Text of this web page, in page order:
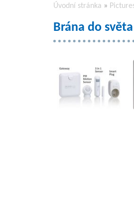
Úvodní stránka »
Brána do